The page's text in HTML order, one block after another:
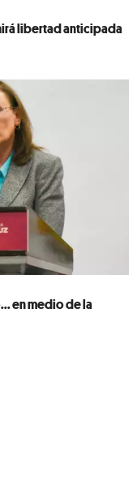
libertad anticipada
en medio de la